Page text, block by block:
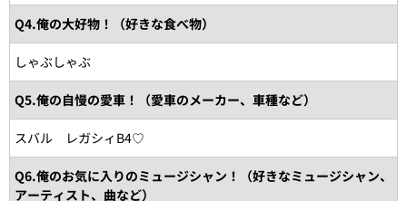
Q4.俺の大好物！（好きな食べ物）
しゃぶしゃぶ
Q5.俺の自慢の愛車！（愛車のメーカー、車種など）
スバル レガシィB4♡
Q6.俺のお気に入りのミュージシャン！（好きなミュージシャン、
アーティスト、曲など）